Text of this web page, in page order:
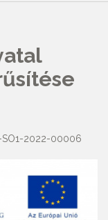
SO1-2022-00006